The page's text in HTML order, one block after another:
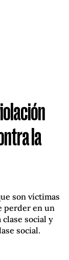
la
son víctimas
perder en un
social y
social.